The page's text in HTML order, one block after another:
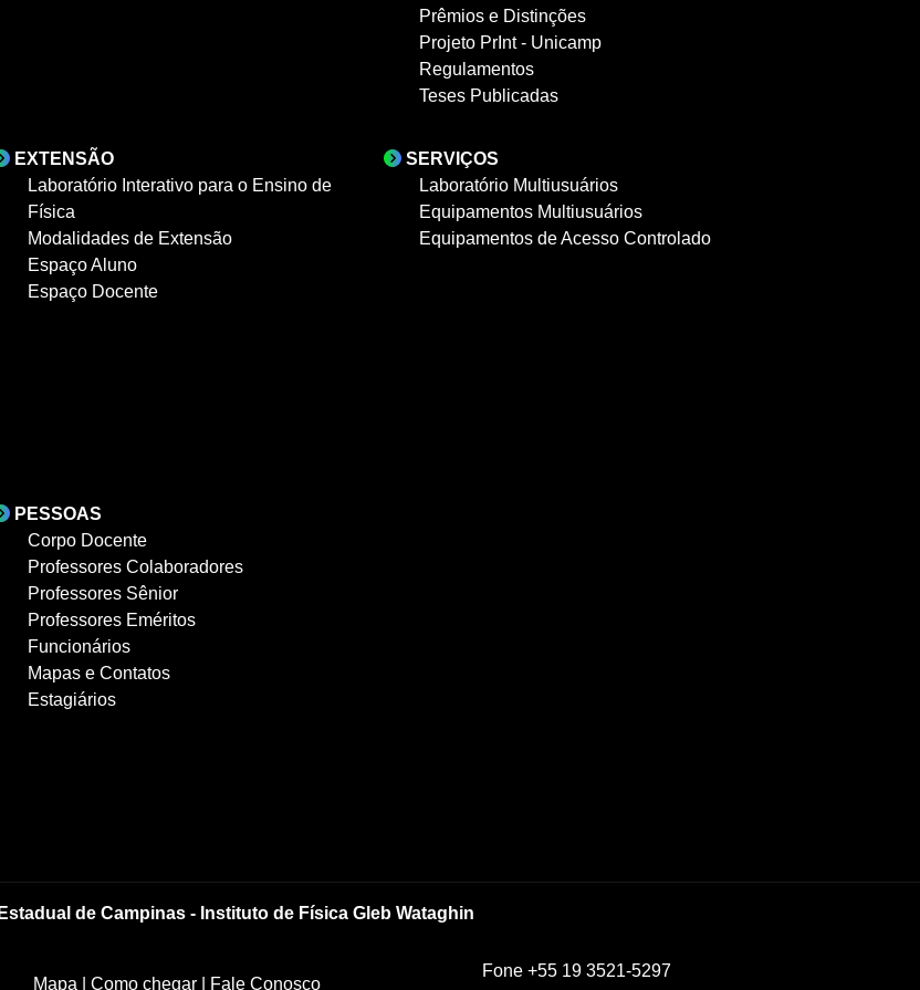
Prêmios e Distinções
Projeto PrInt - Unicamp
Regulamentos
Teses Publicadas
EXTENSÃO
Laboratório Interativo para o Ensino de
Física
Modalidades de Extensão
Espaço Aluno
Espaço Docente
SERVIÇOS
Laboratório Multiusuários
Equipamentos Multiusuários
Equipamentos de Acesso Controlado
PESSOAS
Corpo Docente
Professores Colaboradores
Professores Sênior
Professores Eméritos
Funcionários
Mapas e Contatos
Estagiários
de Campinas - Instituto de Física Gleb Wataghin
Mapa Como chegar Fale Conosco
Fone +55 19 3521-5297